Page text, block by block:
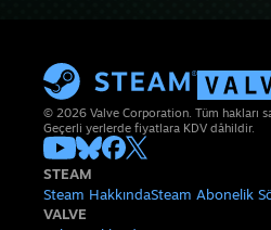
© 2026 Valve Corporation. Tüm hakları
Geçerli yerlerde fiyatlara KDV dâhildir.
STEAM
Steam HakkındaSteam Abonelik
VALVE